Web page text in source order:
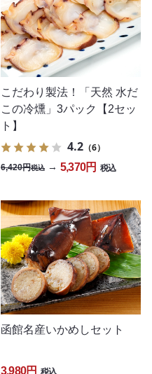
こだわり製法！「天然 水だ
この冷燻」3パック【2セッ
ト】
4.2 （6）
6,420円税込 → 5,370円 税込
函館名産いかめしセット
3,980円 税込